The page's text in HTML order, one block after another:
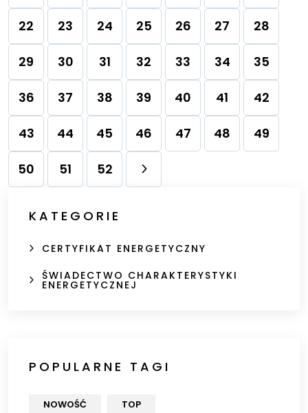
22 23 24 25 26 27 28
29 30 31 32 33 34 35
36 37 38 39 40 41 42
43 44 45 46 47 48 49
50 51 52
KATEGORIE
CERTYFIKAT ENERGETYCZNY
ŚWIADECTWO CHARAKTERYSTYKI
ENERGETYCZNEJ
POPULARNE TAGI
NOWOŚĆ
TOP